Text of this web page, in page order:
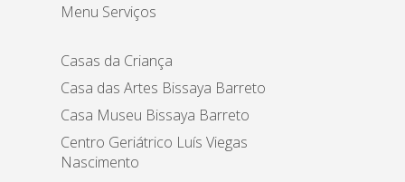
Menu Serviços
Casas da Criança
Casa das Artes Bissaya Barreto
Casa Museu Bissaya Barreto
Centro Geriátrico Luís Viegas
Nascimento